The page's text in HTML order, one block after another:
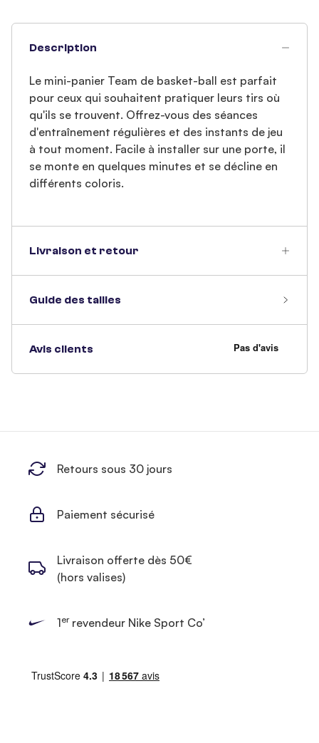
Description
Le mini-panier Team de basket-ball est parfait
pour ceux qui souhaitent pratiquer leurs tirs où
qu'ils se trouvent. Offrez-vous des séances
d'entraînement régulières et des instants de jeu
à tout moment. Facile à installer sur une porte, il
se monte en quelques minutes et se décline en
différents coloris.
Livraison et retour
Guide des tailles
Avis clients
Retours sous 30 jours
Paiement sécurisé
Livraison offerte dès 50€
(hors valises)
1errevendeur Nike Sport Co’